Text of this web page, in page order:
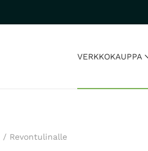
VERKKOKAUPPA
/ Revontulinalle